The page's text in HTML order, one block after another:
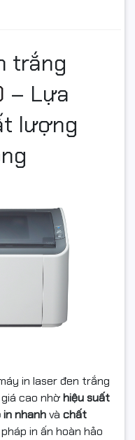
trắng
– Lựa
lượng
in laser đen trắng
cao nhờhiệu suất
nhanhvà chất
in ấn hoàn hảo